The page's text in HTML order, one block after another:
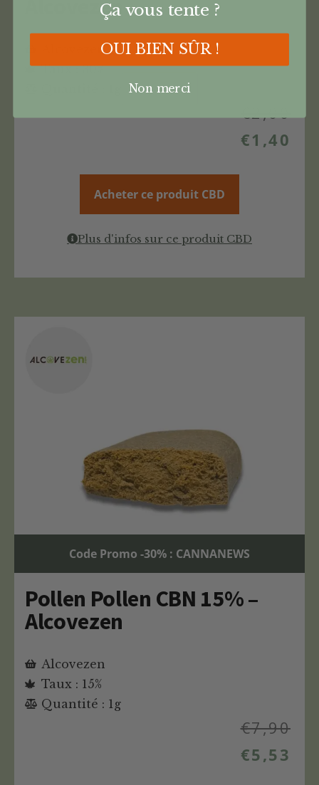
Alcovezen
Alcovezen
Taux : 30%
€2,00
€1,40
Acheter ce produit CBD
Plus d'infos sur ce produit CBD
Code Promo -30% : CANNANEWS
Pollen Pollen CBN 15% –
Alcovezen
Alcovezen
Taux : 15%
Quantité : 1g
€7,90
€5,53
Ça vous tente ?
OUI BIEN SÛR !
Non merci